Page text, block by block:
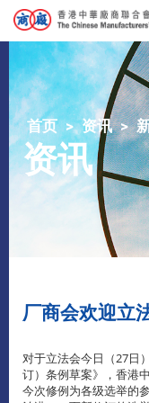
首页 资讯
资讯
厂商会欢迎立
对于立法会今日（27日
订）条例草案》，香港
今次修例为各级选举的